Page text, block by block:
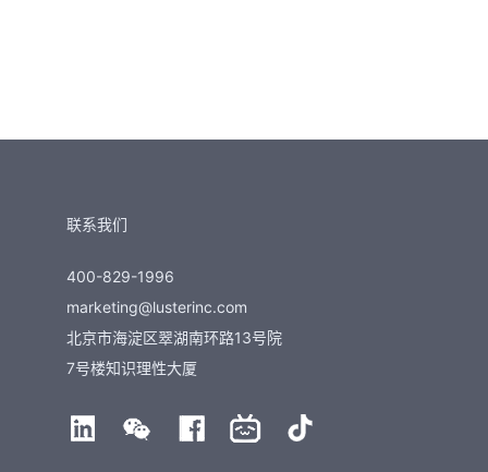
联系我们
400-829-1996
marketing@lusterinc.com
北京市海淀区翠湖南环路13号院
7号楼知识理性大厦